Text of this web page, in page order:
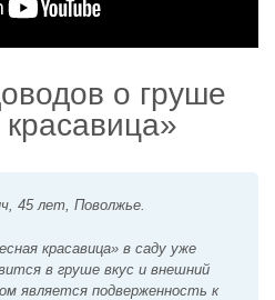
о груше
45 лет, Поволжье.
красавица» в саду уже
в груше вкус и внешний
является подверженность к